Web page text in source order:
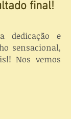
final!
dedicação e
sensacional,
Nos vemos